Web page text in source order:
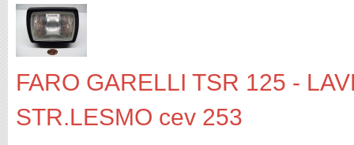
FARO GARELLI TSR 125 -
STR.LESMO cev 253